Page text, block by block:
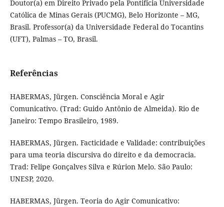
Doutor(a) em Direito Privado pela Pontifícia Universidade
Católica de Minas Gerais (PUCMG), Belo Horizonte – MG,
Brasil. Professor(a) da Universidade Federal do Tocantins
(UFT), Palmas – TO, Brasil.
Referências
HABERMAS, Jürgen. Consciência Moral e Agir
Comunicativo. (Trad: Guido Antônio de Almeida). Rio de
Janeiro: Tempo Brasileiro, 1989.
HABERMAS, Jürgen. Facticidade e Validade: contribuições
para uma teoria discursiva do direito e da democracia.
Trad: Felipe Gonçalves Silva e Rúrion Melo. São Paulo:
UNESP, 2020.
HABERMAS, Jürgen. Teoria do Agir Comunicativo: